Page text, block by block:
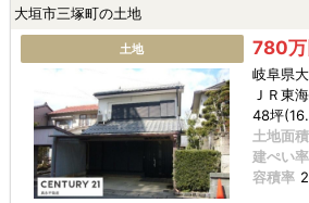
大垣市三塚町の土地
土地 780万
岐阜県
ＪＲ東
48坪
土地面積
建ぺい率
容積率